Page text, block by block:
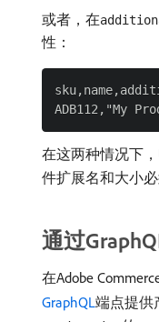
或者，在
性：
在这两种情况下
件扩展名和大小
通过
在Adobe
GraphQL端点提供